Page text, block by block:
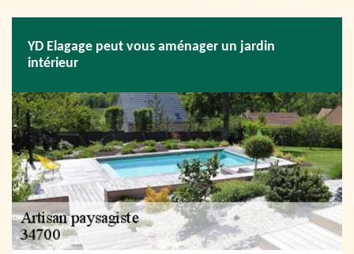
YD Elagage peut vous aménager un jardin
intérieur